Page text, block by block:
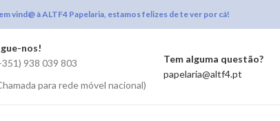
vind@ à ALTF4 Papelaria, estamos felizes de te ver por cá!
nos!
938 039 803
para rede móvel nacional)
Tem alguma questão?
papelaria@altf4.pt